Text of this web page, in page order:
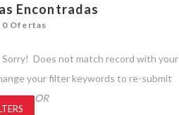
Encontradas
Ofertas
Sorry! Does not match record with your
your filter keywords to re-submit
OR